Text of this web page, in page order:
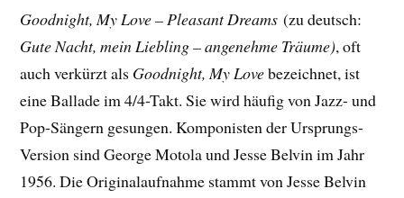
Goodnight, My Love – Pleasant Dreams (zu deutsch:
Gute Nacht, mein Liebling – angenehme Träume), oft
auch verkürzt als Goodnight, My Lovebezeichnet, ist
eine Ballade im 4/4-Takt. Sie wird häufig von Jazz- und
Pop-Sängern gesungen. Komponisten der Ursprungs-
Version sind George Motola und Jesse Belvin im Jahr
1956. Die Originalaufnahme stammt von Jesse Belvin